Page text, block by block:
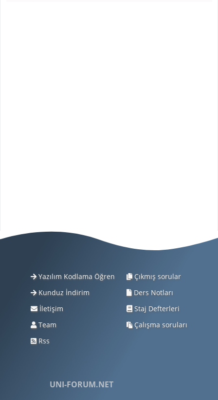
Yazılım Kodlama Öğren
Kunduz İndirim
İletişim
Team
Rss
Çıkmış sorular
Ders Notları
Staj Defterleri
Çalışma soruları
UNI-FORUM.NET